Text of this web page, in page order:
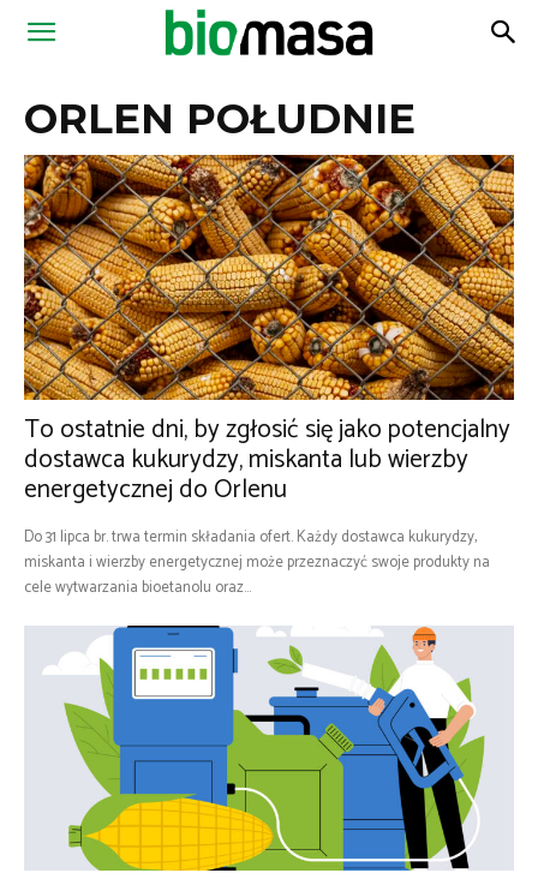
Magazyn
ORLEN POŁUDNIE
To ostatnie dni, by zgłosić się jako potencjalny
dostawca kukurydzy, miskanta lub wierzby
energetycznej do Orlenu
Do 31 lipca br. trwa termin składania ofert. Każdy dostawca kukurydzy,
miskanta i wierzby energetycznej może przeznaczyć swoje produkty na
cele wytwarzania bioetanolu oraz...